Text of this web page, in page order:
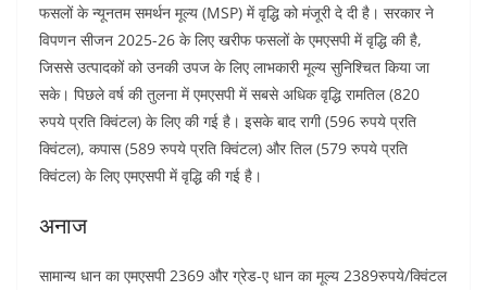
फसलों के न्यूनतम समर्थन मूल्य (MSP) में वृद्धि को मंजूरी दे दी है। सरकार ने
विपणन सीजन 2025-26 के लिए खरीफ फसलों के एमएसपी में वृद्धि की है,
जिससे उत्पादकों को उनकी उपज के लिए लाभकारी मूल्य सुनिश्चित किया जा
सके। पिछले वर्ष की तुलना में एमएसपी में सबसे अधिक वृद्धि रामतिल (820
रुपये प्रति क्विंटल) के लिए की गई है। इसके बाद रागी (596 रुपये प्रति
क्विंटल), कपास (589 रुपये प्रति क्विंटल) और तिल (579 रुपये प्रति
क्विंटल) के लिए एमएसपी में वृद्धि की गई है।
अनाज
सामान्य धान का एमएसपी 2369 और ग्रेड-ए धान का मूल्य 2389रुपये/क्विंटल